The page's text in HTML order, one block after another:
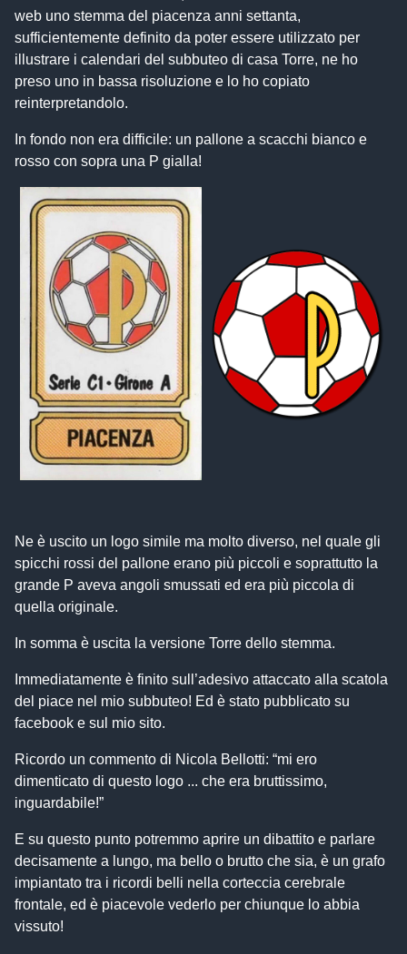
web uno stemma del piacenza anni settanta,
sufficientemente definito da poter essere utilizzato per
illustrare i calendari del subbuteo di casa Torre, ne ho
preso uno in bassa risoluzione e lo ho copiato
reinterpretandolo.
In fondo non era difficile: un pallone a scacchi bianco e
rosso con sopra una P gialla!
Ne è uscito un logo simile ma molto diverso, nel quale gli
spicchi rossi del pallone erano più piccoli e soprattutto la
grande P aveva angoli smussati ed era più piccola di
quella originale.
In somma è uscita la versione Torre dello stemma.
Immediatamente è finito sull’adesivo attaccato alla scatola
del piace nel mio subbuteo! Ed è stato pubblicato su
facebook e sul mio sito.
Ricordo un commento di Nicola Bellotti: “mi ero
dimenticato di questo logo ... che era bruttissimo,
inguardabile!”
E su questo punto potremmo aprire un dibattito e parlare
decisamente a lungo, ma bello o brutto che sia, è un grafo
impiantato tra i ricordi belli nella corteccia cerebrale
frontale, ed è piacevole vederlo per chiunque lo abbia
vissuto!